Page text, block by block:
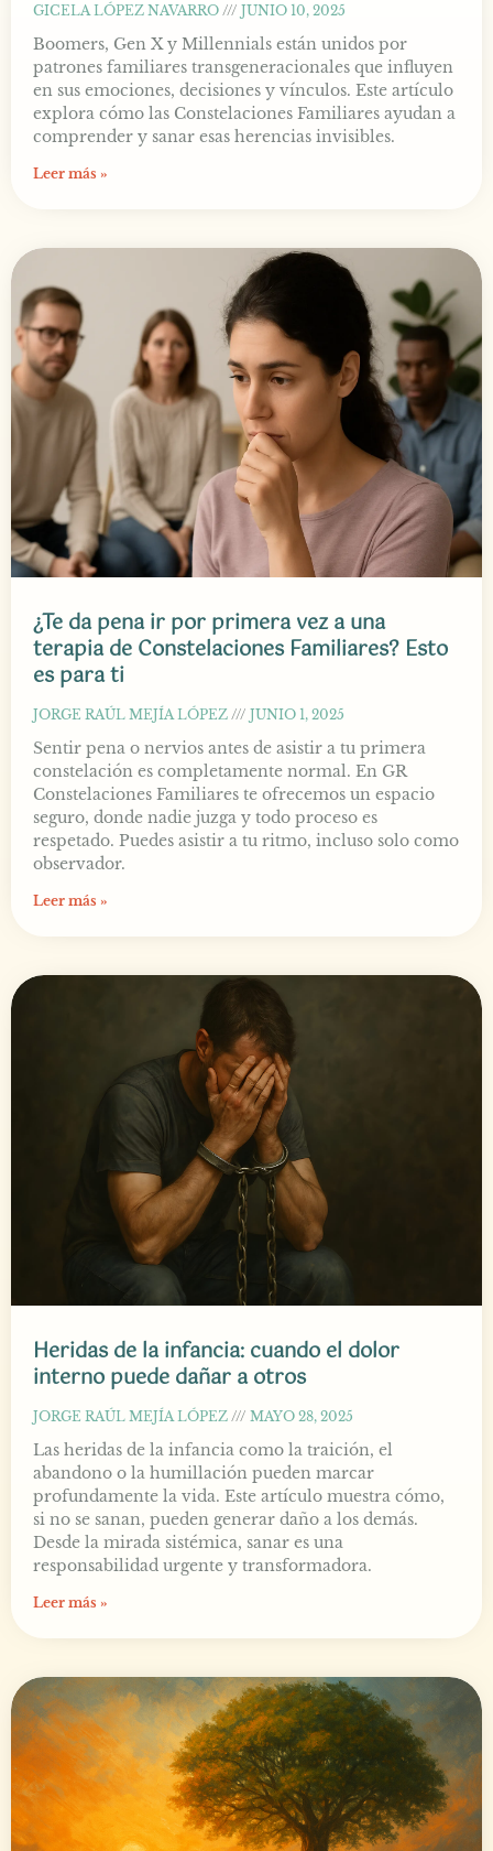
GICELA LÓPEZ NAVARRO JUNIO 10, 2025
Boomers, Gen X y Millennials están unidos por
patrones familiares transgeneracionales que influyen
en sus emociones, decisiones y vínculos. Este artículo
explora cómo las Constelaciones Familiares ayudan a
comprender y sanar esas herencias invisibles.
Leer más »
¿Te da pena ir por primera vez a una
terapia de Constelaciones Familiares? Esto
es para ti
JORGE RAÚL MEJÍA LÓPEZ JUNIO 1, 2025
Sentir pena o nervios antes de asistir a tu primera
constelación es completamente normal. En GR
Constelaciones Familiares te ofrecemos un espacio
seguro, donde nadie juzga y todo proceso es
respetado. Puedes asistir a tu ritmo, incluso solo como
observador.
Leer más »
Heridas de la infancia: cuando el dolor
interno puede dañar a otros
JORGE RAÚL MEJÍA LÓPEZ MAYO 28, 2025
Las heridas de la infancia como la traición, el
abandono o la humillación pueden marcar
profundamente la vida. Este artículo muestra cómo,
si no se sanan, pueden generar daño a los demás.
Desde la mirada sistémica, sanar es una
responsabilidad urgente y transformadora.
Leer más »